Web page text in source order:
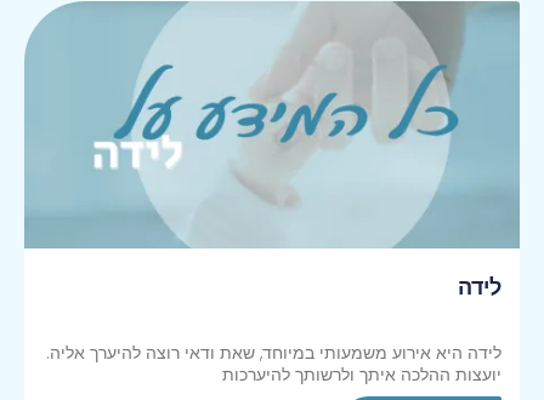
לידה
לידה היא אירוע משמעותי במיוחד, שאת ודאי רוצה להיערך אליה.
יועצות ההלכה איתך ולרשותך להיערכות